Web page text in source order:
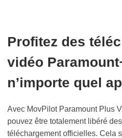
Profitez des
vidéo
n’importe quel
Avec MovPilot Paramount Plus
pouvez être totalement libéré
téléchargement officielles. Cela